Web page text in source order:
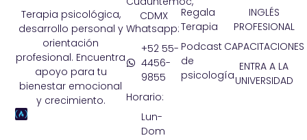
Terapia psicológica,
desarrollo personal y
orientación
profesional. Encuentra
apoyo para tu
bienestar emocional
y crecimiento.
INGLÉS
PROFESIONAL
CAPACITACIONES
ENTRA A LA
UNIVERSIDAD
Regala
Terapia
Podcast
de
psicología
CDMX
Whatsapp:
+52 55-
4456-
9855
Horario:
Lun-
Dom